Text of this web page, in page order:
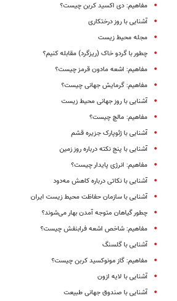
مفاهیم: دی‌ اکسید کربن چیست؟
آشنایی با روز درختکاری
مجله محیط زیست
چطور با گردو خاک (ریز‌گرد) مقابله کنیم؟
مفاهیم: اشعه مادون قرمز چیست؟
مفاهیم: گرمایش جهانی چیست؟
آشنایی با روز جهانی محیط زیست
مفاهیم: مالچ چیست؟
آشنایی با ژئوپارک جزیره قشم
آشنایی با پنج نکته درباره روز زمین
مفاهیم: انرژی پایدار چیست؟
آشنایی با نکاتی درباره کاهش مه‌دود
آشنایی با سازمان حفاظت محیط زیست ایران
چطور گیاهان متوجه آمدن بهار می‌شوند؟
مفاهیم: شاخص اشعه فرابنفش چیست؟
آشنایی با گلسنگ
مفاهیم: گاز مونوکسید کربن چیست؟
آشنایی با لایه ازون
آشنایی با صندوق جهانی طبیعت